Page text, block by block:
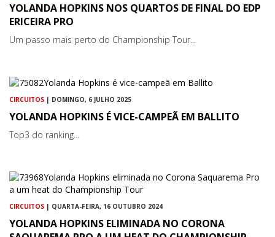
YOLANDA HOPKINS NOS QUARTOS DE FINAL DO EDP
ERICEIRA PRO
Um passo mais perto do Championship Tour...
CIRCUITOS | DOMINGO, 6 JULHO 2025
YOLANDA HOPKINS É VICE-CAMPEÃ EM BALLITO
Top3 do ranking...
CIRCUITOS | QUARTA-FEIRA, 16 OUTUBRO 2024
YOLANDA HOPKINS ELIMINADA NO CORONA